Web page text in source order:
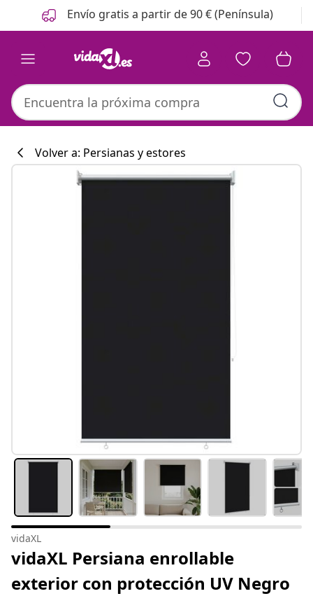
Anterior
Siguiente Envío gratis a partir de 90 € (Península)
Volver a: Persianas y estores
vidaXL
vidaXL Persiana enrollable
exterior con protección UV Negro